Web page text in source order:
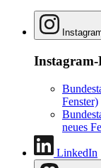
Fenster)
neues
LinkedIn